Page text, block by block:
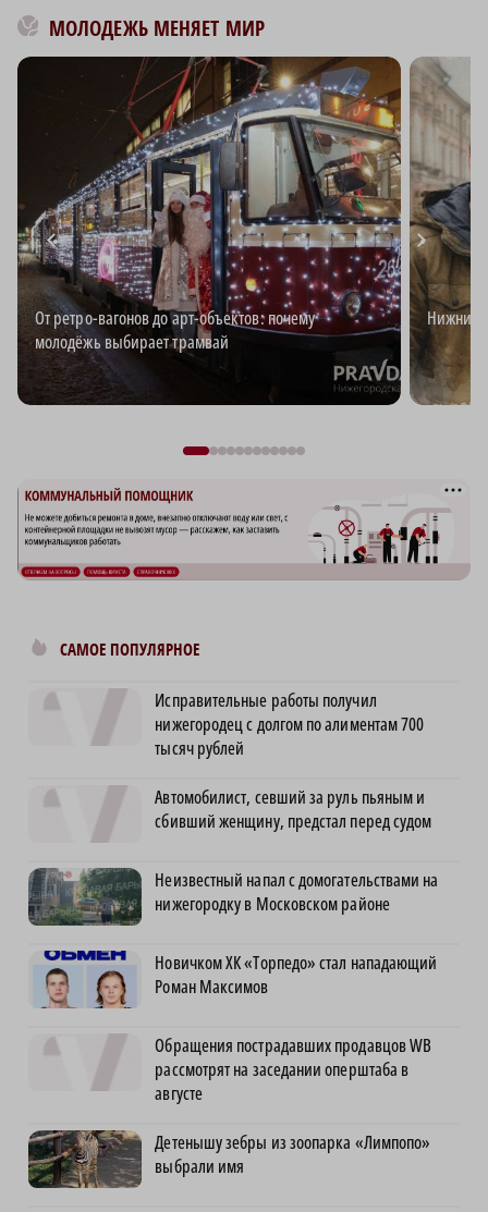
МОЛОДЕЖЬ МЕНЯЕТ МИР
От ретро-вагонов до арт-объектов: почему
молодёжь выбирает трамвай
Нижний
САМОЕ ПОПУЛЯРНОЕ
Исправительные работы получил
нижегородец с долгом по алиментам 700
тысяч рублей
Автомобилист, севший за руль пьяным и
сбивший женщину, предстал перед судом
Неизвестный напал с домогательствами на
нижегородку в Московском районе
Новичком ХК «Торпедо» стал нападающий
Роман Максимов
Обращения пострадавших продавцов WB
рассмотрят на заседании оперштаба в
августе
Детенышу зебры из зоопарка «Лимпопо»
выбрали имя